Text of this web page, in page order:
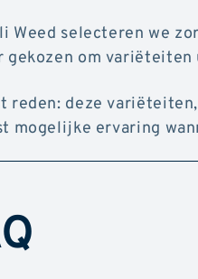
Weed selecteren we
gekozen om
reden: deze
mogelijke ervaring